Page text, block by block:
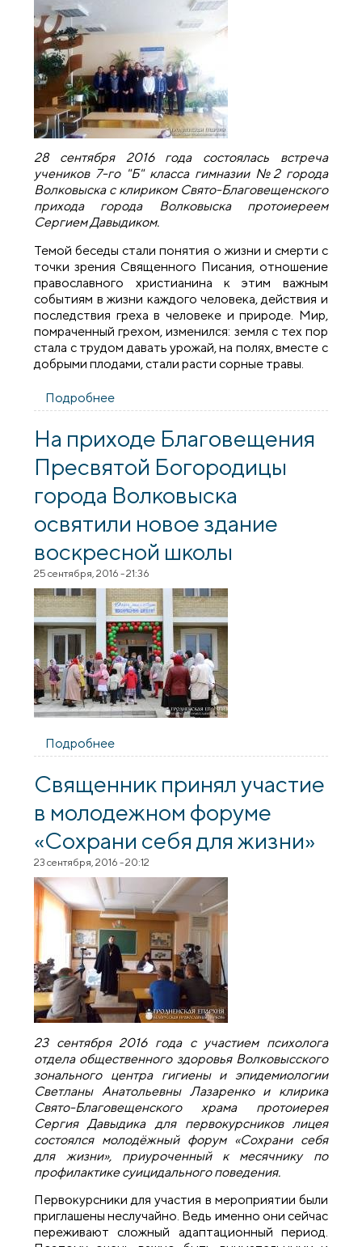
28 сентября 2016 года состоялась встреча
учеников 7-го "Б" класса гимназии №2 города
Волковыска с клириком Свято-Благовещенского
прихода города Волковыска протоиереем
Сергием Давыдиком.
Темой беседы стали понятия о жизни и смерти с
точки зрения Священного Писания, отношение
православного христианина к этим важным
событиям в жизни каждого человека, действия и
последствия греха в человеке и природе. Мир,
помраченный грехом, изменился: земля с тех пор
стала с трудом давать урожай, на полях, вместе с
добрыми плодами, стали расти сорные травы.
Подробнее
гимназии №2 города Волковыска
На приходе Благовещения
Пресвятой Богородицы
города Волковыска
освятили новое здание
воскресной школы
25 сентября, 2016 - 21:36
Подробнее
Богородицы города Волковыска
школы
Священник принял участие
в молодежном форуме
«Сохрани себя для жизни»
23 сентября, 2016 - 20:12
23 сентября 2016 года с участием психолога
отдела общественного здоровья Волковысского
зонального центра гигиены и эпидемиологии
Светланы Анатольевны Лазаренко и клирика
Свято-Благовещенского храма протоиерея
Сергия Давыдика для первокурсников лицея
состоялся молодёжный форум «Сохрани себя
для жизни», приуроченный к месячнику по
профилактике суицидального поведения.
Первокурсники для участия в мероприятии были
приглашены неслучайно. Ведь именно они сейчас
переживают сложный адаптационный период.